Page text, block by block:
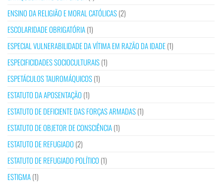
ENSINO DA RELIGIÃO E MORAL CATÓLICAS(2)
ESCOLARIDADE OBRIGATÓRIA(1)
ESPECIAL VULNERABILIDADE DA VÍTIMA EM RAZÃO DA IDADE(1)
ESPECIFICIDADES SOCIOCULTURAIS(1)
ESPETÁCULOS TAUROMÁQUICOS(1)
ESTATUTO DA APOSENTAÇÃO (1)
ESTATUTO DE DEFICIENTE DAS FORÇAS ARMADAS(1)
ESTATUTO DE OBJETOR DE CONSCIÊNCIA(1)
ESTATUTO DE REFUGIADO (2)
ESTATUTO DE REFUGIADO POLÍTICO (1)
ESTIGMA(1)